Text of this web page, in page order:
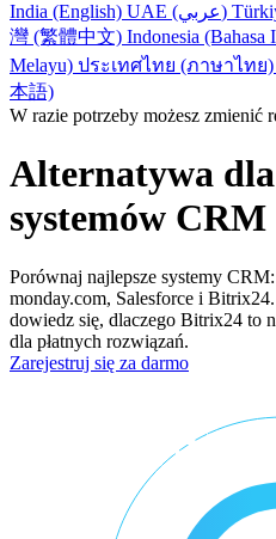
India (English)
UAE (عربي)
灣 (繁體中文) Indonesia (Bahasa
Melayu) ประเทศไทย (ภาษาไทย)
本語)
W razie potrzeby możesz zmienić
Alternatywa
systemów CRM
Porównaj najlepsze systemy
monday.com, Salesforce i
dowiedz się, dlaczego Bitrix24 to
dla płatnych rozwiązań.
Zarejestruj się za darmo